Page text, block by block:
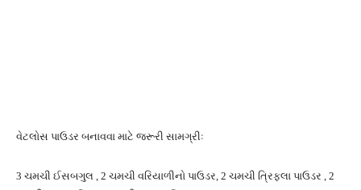
વેટલોસ પાઉડર બનાવવા માટે જરૂરી સામગ્રીઃ
3 ચમચી ઈસબગુલ , 2 ચમચી વરિયાળીનો પાઉડર, 2 ચમચી ત્રિફલા પાઉડર , 2